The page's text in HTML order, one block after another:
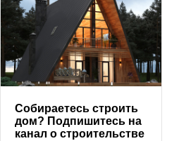
Собираетесь строить
дом? Подпишитесь на
канал о строительстве